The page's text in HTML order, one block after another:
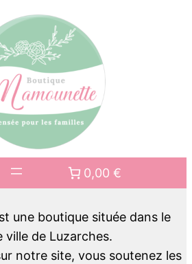
0,00 €
une boutique située dans le
ville de Luzarches.
notre site, vous soutenez les